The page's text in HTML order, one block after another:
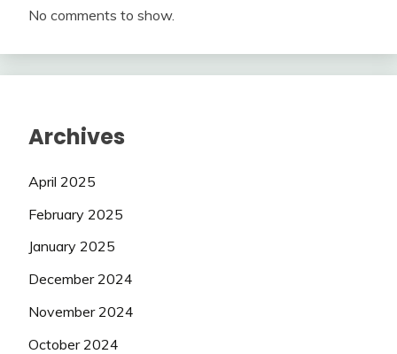
No comments to show.
Archives
April 2025
February 2025
January 2025
December 2024
November 2024
October 2024